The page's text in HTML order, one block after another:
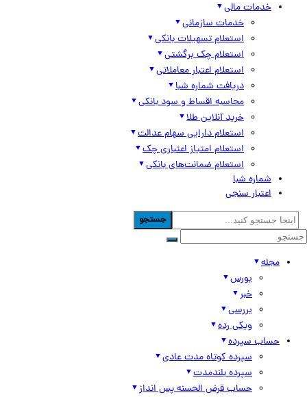
خدمات مالی
خدمات سازمانی
استعلام تسهیلات بانکی
استعلام چک برگشتی
استعلام اعتبار معاملاتی
دریافت شماره شبا
محاسبه اقساط و سود بانکی
خرید آنلاین طلا
استعلام دارایی سهام عدالت
استعلام امتیاز اعتباری چک
استعلام ضمانت‌های بانکی
شماره شبا
اعتبار سنجی
جستجو
مجله
بورس
خبر
بررسی
ویکی رده
حساب سپرده
سپرده کوتاه مدت عادی
سپرده بلندمدت
حساب قرض الحسنه پس انداز